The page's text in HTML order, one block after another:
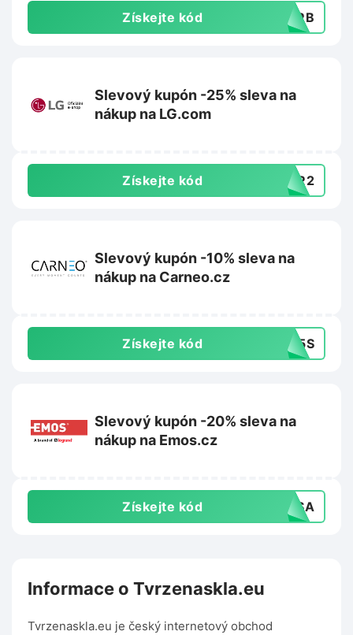
Získejte kód 30RB
Slevový kupón -25% sleva na
nákup na LG.com
Získejte kód ONR2
Slevový kupón -10% sleva na
nákup na Carneo.cz
Získejte kód SV5S
Slevový kupón -20% sleva na
nákup na Emos.cz
Získejte kód JWSA
Informace o Tvrzenaskla.eu
Tvrzenaskla.eu je český internetový obchod